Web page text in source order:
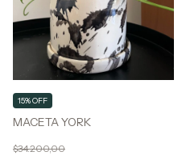
MACETA YORK
$34.200,00
15% OFF